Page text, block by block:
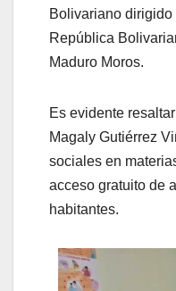
Bolivariano
República
Maduro Moros.
Es evidente
Magaly Gutiérrez
sociales en
acceso gratuito de
habitantes.